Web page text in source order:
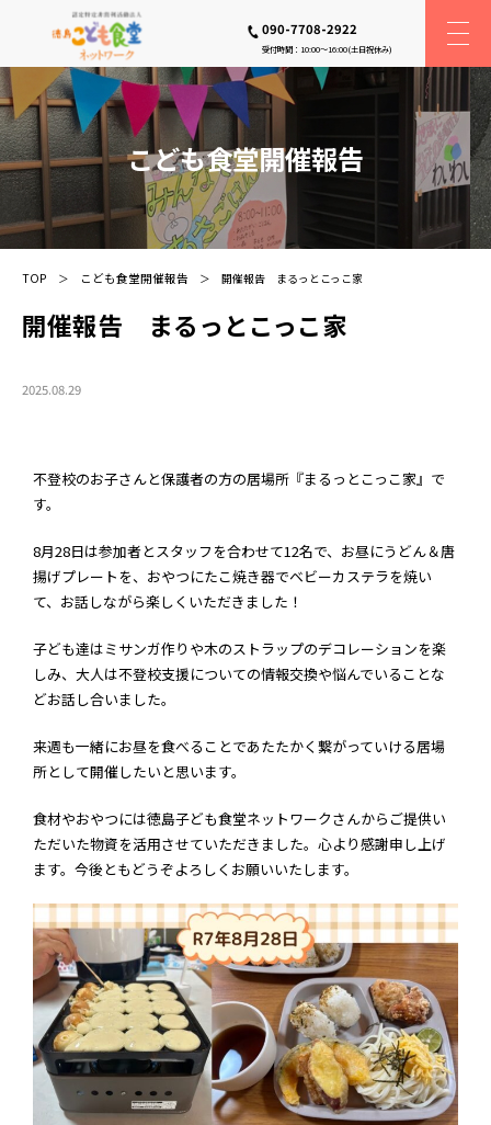
090-7708-2922
受付時間：10:00〜16:00(土日祝休み)
こども食堂開催報告
TOP こども食堂開催報告 開催報告 まるっとこっこ家
開催報告 まるっとこっこ家
2025.08.29
不登校のお子さんと保護者の方の居場所『まるっとこっこ家』で
す。
8月28日は参加者とスタッフを合わせて12名で、お昼にうどん＆唐
揚げプレートを、おやつにたこ焼き器でベビーカステラを焼い
て、お話しながら楽しくいただきました！
子ども達はミサンガ作りや木のストラップのデコレーションを楽
しみ、大人は不登校支援についての情報交換や悩んでいることな
どお話し合いました。
来週も一緒にお昼を食べることであたたかく繋がっていける居場
所として開催したいと思います。
食材やおやつには徳島子ども食堂ネットワークさんからご提供い
ただいた物資を活用させていただきました。心より感謝申し上げ
ます。今後ともどうぞよろしくお願いいたします。